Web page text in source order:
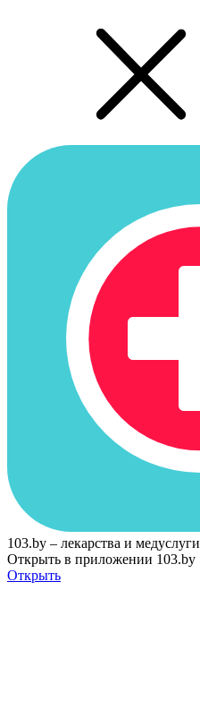
103.by – лекарства и медуслуги
Открыть в приложении 103.by
Открыть